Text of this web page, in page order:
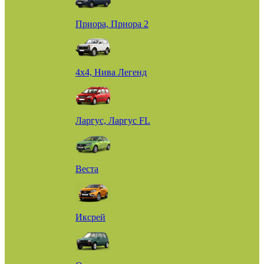
Приора, Приора 2
4х4, Нива Легенд
Ларгус, Ларгус FL
Веста
Иксрей